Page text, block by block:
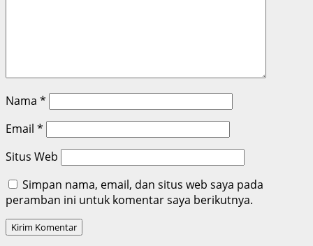
Nama *
Email *
Situs Web
Simpan nama, email, dan situs web saya pada
peramban ini untuk komentar saya berikutnya.